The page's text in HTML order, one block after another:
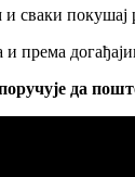
сваки
да